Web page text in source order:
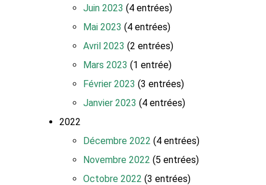
Juin 2023 (4 entrées)
Mai 2023 (4 entrées)
Avril 2023 (2 entrées)
Mars 2023 (1 entrée)
Février 2023 (3 entrées)
Janvier 2023 (4 entrées)
2022
Décembre 2022 (4 entrées)
Novembre 2022 (5 entrées)
Octobre 2022 (3 entrées)